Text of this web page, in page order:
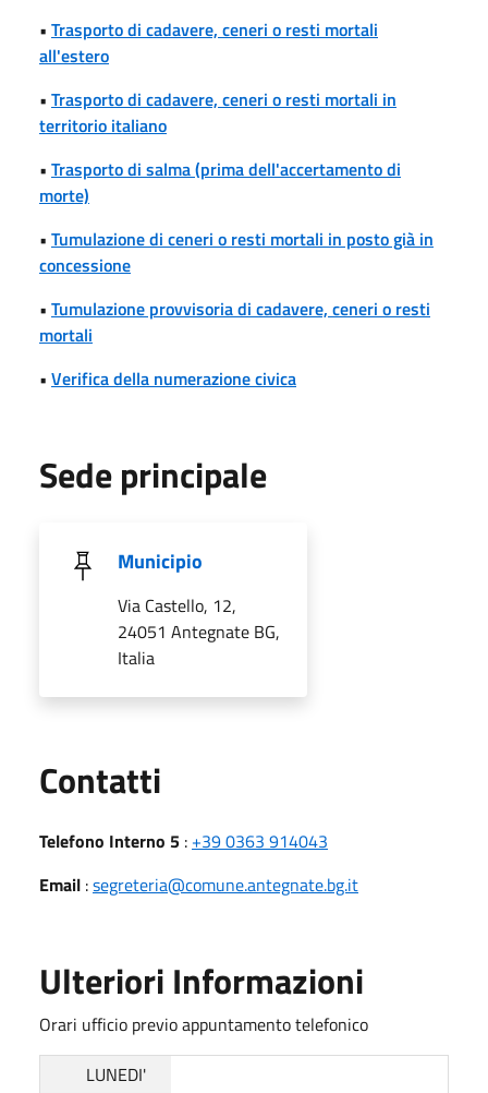
• Trasporto di cadavere, ceneri o resti mortali
all'estero
• Trasporto di cadavere, ceneri o resti mortali in
territorio italiano
• Trasporto di salma (prima dell'accertamento di
morte)
• Tumulazione di ceneri o resti mortali in posto già in
concessione
• Tumulazione provvisoria di cadavere, ceneri o resti
mortali
• Verifica della numerazione civica
Sede principale
Municipio
Via Castello, 12,
24051 Antegnate BG,
Italia
Contatti
Telefono Interno 5 : +39 0363 914043
Email :segreteria@comune.antegnate.bg.it
Ulteriori Informazioni
Orari ufficio previo appuntamento telefonico
LUNEDI'